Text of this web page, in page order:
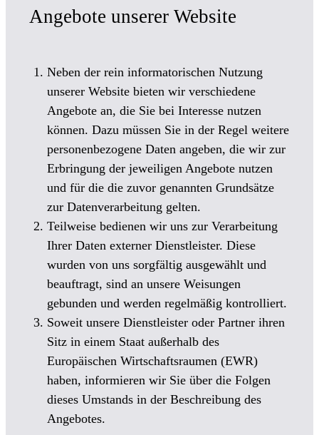
Angebote unserer Website
Neben der rein informatorischen Nutzung
unserer Website bieten wir verschiedene
Angebote an, die Sie bei Interesse nutzen
können. Dazu müssen Sie in der Regel weitere
personenbezogene Daten angeben, die wir zur
Erbringung der jeweiligen Angebote nutzen
und für die die zuvor genannten Grundsätze
zur Datenverarbeitung gelten.
Teilweise bedienen wir uns zur Verarbeitung
Ihrer Daten externer Dienstleister. Diese
wurden von uns sorgfältig ausgewählt und
beauftragt, sind an unsere Weisungen
gebunden und werden regelmäßig kontrolliert.
Soweit unsere Dienstleister oder Partner ihren
Sitz in einem Staat außerhalb des
Europäischen Wirtschaftsraumen (EWR)
haben, informieren wir Sie über die Folgen
dieses Umstands in der Beschreibung des
Angebotes.